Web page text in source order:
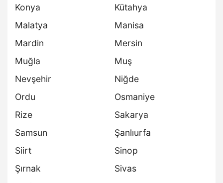
Konya
Kütahya
Malatya
Manisa
Mardin
Mersin
Muğla
Muş
Nevşehir
Niğde
Ordu
Osmaniye
Rize
Sakarya
Samsun
Şanlıurfa
Siirt
Sinop
Şırnak
Sivas